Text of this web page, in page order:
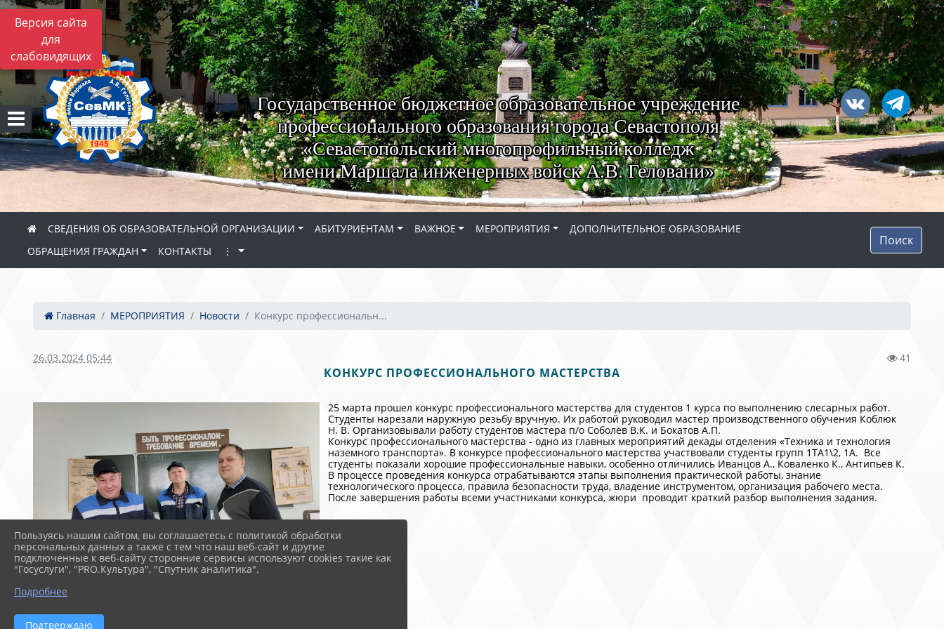
Версия сайта
для
слабовидящих
Государственное бюджетное образовательное учреждение
профессионального образования города Севастополя
«Севастопольский многопрофильный колледж
имени Маршала инженерных войск А.В. Геловани»
СВЕДЕНИЯ ОБ ОБРАЗОВАТЕЛЬНОЙ ОРГАНИЗАЦИИ АБИТУРИЕНТАМ ВАЖНОЕ МЕРОПРИЯТИЯ
ДОПОЛНИТЕЛЬНОЕ ОБРАЗОВАНИЕ
ОБРАЩЕНИЯ ГРАЖДАН
КОНТАКТЫ ⋮
Поиск
Главная МЕРОПРИЯТИЯ Новости Конкурс профессиональн...
26.03.2024 05:44 41
КОНКУРС ПРОФЕССИОНАЛЬНОГО МАСТЕРСТВА
25 марта прошел конкурс профессионального мастерства для студентов 1 курса по выполнению слесарных работ.
Студенты нарезали наружную резьбу вручную. Их работой руководил мастер производственного обучения Коблюк
Н. В. Организовывали работу студентов мастера п/о Соболев В.К. и Бокатов А.П.
Конкурс профессионального мастерства - одно из главных мероприятий декады отделения «Техника и технология
наземного транспорта». В конкурсе профессионального мастерства участвовали студенты групп 1ТА1\2, 1А. Все
студенты показали хорошие профессиональные навыки, особенно отличились Иванцов А., Коваленко К., Антипьев К.
В процессе проведения конкурса отрабатываются этапы выполнения практической работы, знание
технологического процесса, правила безопасности труда, владение инструментом, организация рабочего места.
После завершения работы всеми участниками конкурса, жюри проводит краткий разбор выполнения задания.
Пользуясь нашим сайтом, вы соглашаетесь с политикой обработки
персональных данных а также с тем что наш веб-сайт и другие
подключенные к веб-сайту сторонние сервисы используют cookies такие как
"Госуслуги", "PRO.Культура", "Спутник аналитика".
Подробнее
Подтверждаю